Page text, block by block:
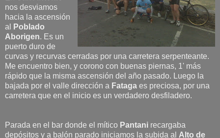
nos desviamos
hacia la ascensión
al
Poblado
Aborigen. Es un
puerto duro de
curvas y recurvas cerradas por una carretera serpenteante.
Me encuentro bien, y corono con buenas piernas, 1' más
rápido que la misma ascensión del año pasado. Luego la
bajada por el valle dirección a Fataga es preciosa, por una
carretera que en el inicio es un verdadero desfiladero.
Parada en el bar donde el mítico Pantani recargaba
depósitos y a balón parado iniciamos la subida al Alto de